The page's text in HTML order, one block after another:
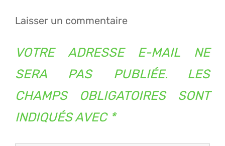
Laisser un commentaire
VOTRE ADRESSE E-MAIL NE
SERA PAS PUBLIÉE.
LES
CHAMPS OBLIGATOIRES SONT
INDIQUÉS AVEC *